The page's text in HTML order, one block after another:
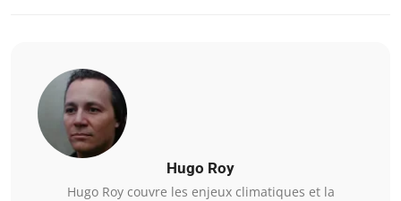
Hugo Roy
Hugo Roy couvre les enjeux climatiques et la